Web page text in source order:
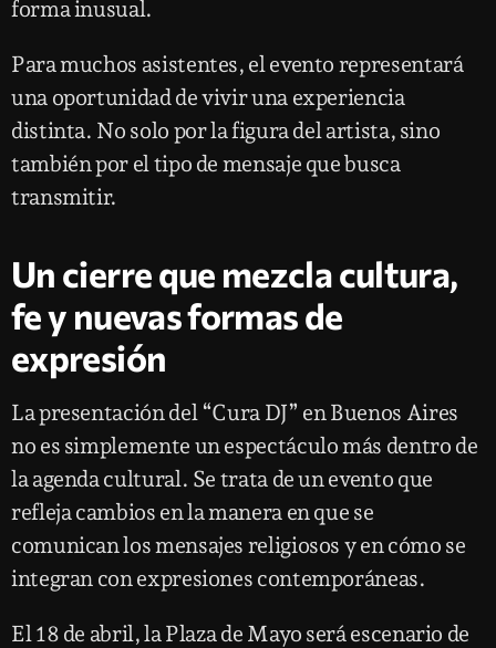
forma inusual.
Para muchos asistentes, el evento representará
una oportunidad de vivir una experiencia
distinta. No solo por la figura del artista, sino
también por el tipo de mensaje que busca
transmitir.
Un cierre que mezcla cultura,
fe y nuevas formas de
expresión
La presentación del “Cura DJ” en Buenos Aires
no es simplemente un espectáculo más dentro de
la agenda cultural. Se trata de un evento que
refleja cambios en la manera en que se
comunican los mensajes religiosos y en cómo se
integran con expresiones contemporáneas.
El 18 de abril, la Plaza de Mayo será escenario de